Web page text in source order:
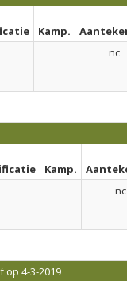
Kamp.
nc
Kamp.
nc
4-3-2019